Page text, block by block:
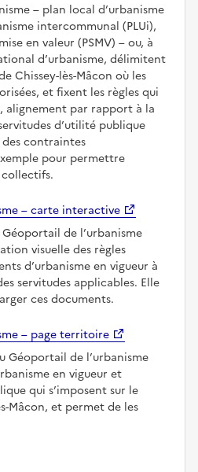
– plan local d’urbanisme
intercommunal (PLUi),
en valeur (PSMV) – ou, à
d’urbanisme, délimitent
Chissey-lès-Mâcon où les
et fixent les règles qui
alignement par rapport à la
d’utilité publique
des contraintes
pour permettre
collectifs.
– carte interactive
de l’urbanisme
visuelle des règles
d’urbanisme en vigueur à
servitudes applicables. Elle
ces documents.
– page territoire
Géoportail de l’urbanisme
en vigueur et
qui s’imposent sur le
Mâcon, et permet de les